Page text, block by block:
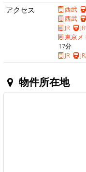
アクセス
西武
西武
JR
東京メ
17分
JR
物件所在地